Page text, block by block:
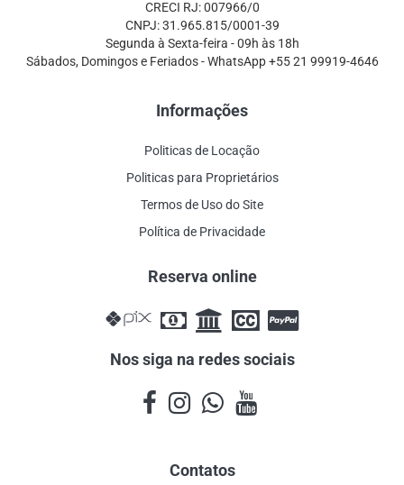
CRECI RJ: 007966/0
CNPJ: 31.965.815/0001-39
Segunda à Sexta-feira - 09h às 18h
Sábados, Domingos e Feriados - WhatsApp +55 21 99919-4646
Informações
Politicas de Locação
Politicas para Proprietários
Termos de Uso do Site
Política de Privacidade
Reserva online
Nos siga na redes sociais
Contatos